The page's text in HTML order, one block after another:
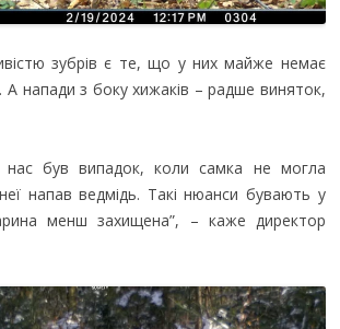
зубрів є те, що у них майже немає
А напади з боку хижаків – радше виняток,
нас був випадок, коли самка не могла
напав ведмідь. Такі нюанси бувають у
менш захищена”, – каже директор